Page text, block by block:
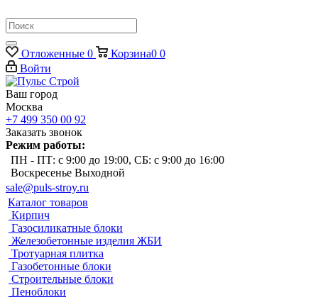
Отложенные 0 Корзина0 0
Войти
Ваш город
Москва
+7 499 350 00 92
Заказать звонок
Режим работы:
ПН - ПТ: с 9:00 до 19:00, СБ: с 9:00 до 16:00
Воскресенье Выходной
sale@puls-stroy.ru
Каталог товаров
Кирпич
Газосиликатные блоки
Железобетонные изделия ЖБИ
Тротуарная плитка
Газобетонные блоки
Строительные блоки
Пеноблоки